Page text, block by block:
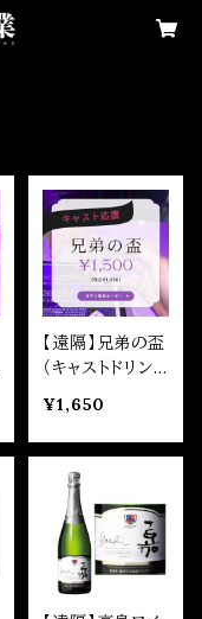
【遠隔】兄弟の盃
（キャストドリン
¥1,650